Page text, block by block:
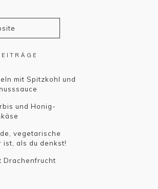
mit Spitzkohl und
und Honig-
vegetarische
ist, als du denkst!
Drachenfrucht